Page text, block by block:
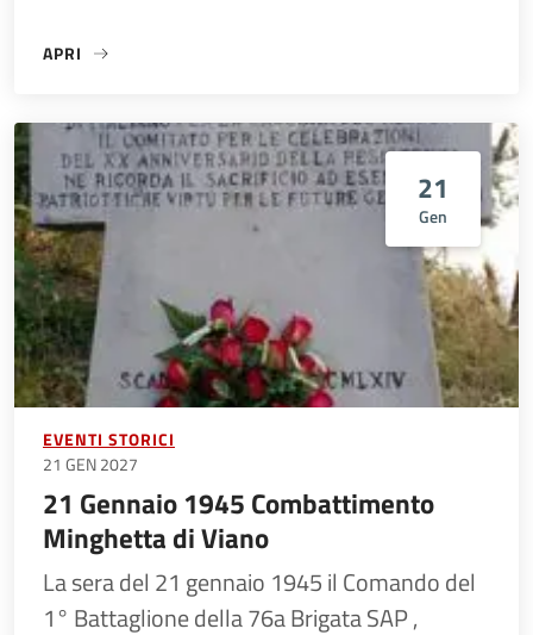
APRI
«13 GENNAIO 1945 FUCILAZIONE DI ANGELO ZANTI – RE»
21
Gen
EVENTI STORICI
21 GEN 2027
21 Gennaio 1945 Combattimento
Minghetta di Viano
La sera del 21 gennaio 1945 il Comando del
1° Battaglione della 76a Brigata SAP ,